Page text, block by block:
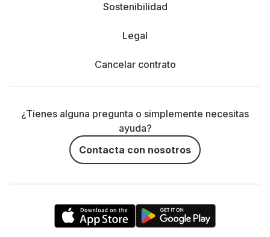
Sostenibilidad
Legal
Cancelar contrato
¿Tienes alguna pregunta o simplemente necesitas
ayuda?
Contacta con nosotros